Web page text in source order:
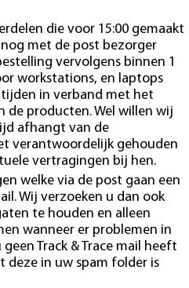
die voor 15:00 gemaakt
met de post bezorger
vervolgens binnen 1
workstations, en laptops
in verband met het
de producten. Wel willen wij
afhangt van de
verantwoordelijk gehouden
vertragingen bij hen.
welke via de post gaan een
Wij verzoeken u dan ook
te houden en alleen
wanneer er problemen in
Track & Trace mail heeft
deze in uw spam folder is